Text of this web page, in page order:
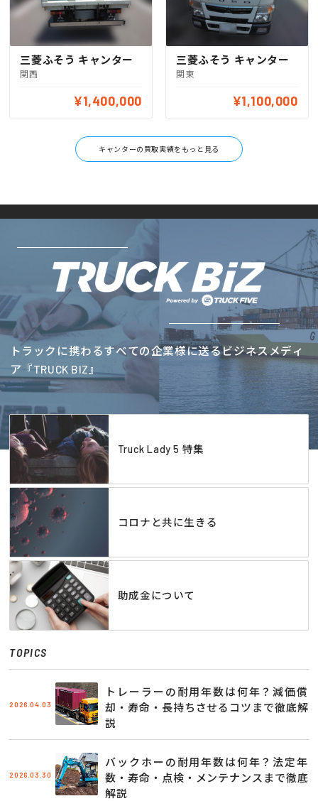
三菱ふそう キャンター
関西
¥1,400,000
三菱ふそう キャンター
関東
¥1,100,000
キャンターの買取実績をもっと見る
トラックに携わるすべての企業様に送るビジネスメディ
ア『TRUCK BIZ』
Truck Lady 5 特集
コロナと共に生きる
助成金について
TOPICS
2026.04.03
トレーラーの耐用年数は何年？減価償
却・寿命・長持ちさせるコツまで徹底解
説
2026.03.30
バックホーの耐用年数は何年？法定年
数・寿命・点検・メンテナンスまで徹底
解説